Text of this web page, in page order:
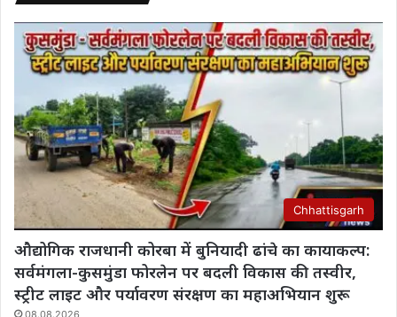
Chhattisgarh
औद्योगिक राजधानी कोरबा में बुनियादी ढांचे का कायाकल्प:
सर्वमंगला-कुसमुंडा फोरलेन पर बदली विकास की तस्वीर,
स्ट्रीट लाइट और पर्यावरण संरक्षण का महाअभियान शुरू
08.08.2026